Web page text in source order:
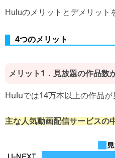
Huluのメリットとデメリット
4つのメリット
メリット1．見放題の作品数
Huluでは14万本以上の作品が
主な人気動画配信サービスの